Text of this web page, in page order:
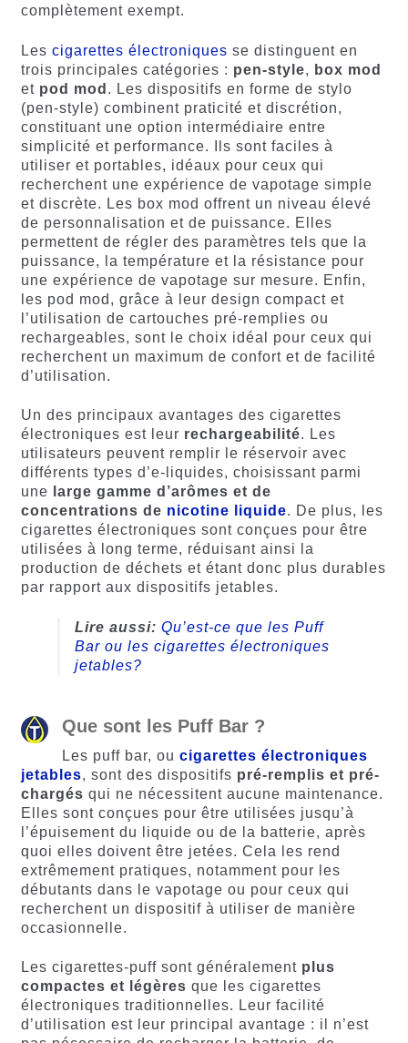
complètement exempt.
Les cigarettes électroniques se distinguent en
trois principales catégories : pen-style, box mod
et pod mod . Les dispositifs en forme de stylo
(pen-style) combinent praticité et discrétion,
constituant une option intermédiaire entre
simplicité et performance. Ils sont faciles à
utiliser et portables, idéaux pour ceux qui
recherchent une expérience de vapotage simple
et discrète. Les box mod offrent un niveau élevé
de personnalisation et de puissance. Elles
permettent de régler des paramètres tels que la
puissance, la température et la résistance pour
une expérience de vapotage sur mesure. Enfin,
les pod mod, grâce à leur design compact et
l’utilisation de cartouches pré-remplies ou
rechargeables, sont le choix idéal pour ceux qui
recherchent un maximum de confort et de facilité
d’utilisation.
Un des principaux avantages des cigarettes
électroniques est leur rechargeabilité. Les
utilisateurs peuvent remplir le réservoir avec
différents types d’e-liquides, choisissant parmi
une
large gamme d’arômes et de
concentrations de nicotine liquide. De plus, les
cigarettes électroniques sont conçues pour être
utilisées à long terme, réduisant ainsi la
production de déchets et étant donc plus durables
par rapport aux dispositifs jetables.
Lire aussi: Qu’est-ce que les Puff
Bar ou les cigarettes électroniques
jetables?
Que sont les Puff Bar ?
Les puff bar, ou cigarettes électroniques
jetables, sont des dispositifs pré-remplis et pré-
chargés qui ne nécessitent aucune maintenance.
Elles sont conçues pour être utilisées jusqu’à
l’épuisement du liquide ou de la batterie, après
quoi elles doivent être jetées. Cela les rend
extrêmement pratiques, notamment pour les
débutants dans le vapotage ou pour ceux qui
recherchent un dispositif à utiliser de manière
occasionnelle.
Les cigarettes-puff sont généralement plus
compactes et légères que les cigarettes
électroniques traditionnelles. Leur facilité
d’utilisation est leur principal avantage : il n’est